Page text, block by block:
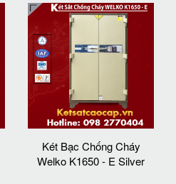
Két Bạc Chống Cháy
Welko K1650 - E Silver